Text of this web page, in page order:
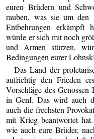
euren Brüdern und
rauben, was sie um den
Entbehrungen erkämpft
würde er sich mit noch
und Armen stürzen,
Bedingungen eurer
Das Land der
aufrichtig den Frieden
Vorschläge des
in Genf. Das wird auch
auch die frechsten
mit Krieg beantwortet
wie auch eure Brüder,